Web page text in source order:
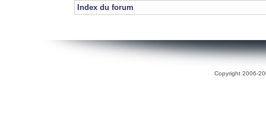
Index du forum
Copyright 2006-